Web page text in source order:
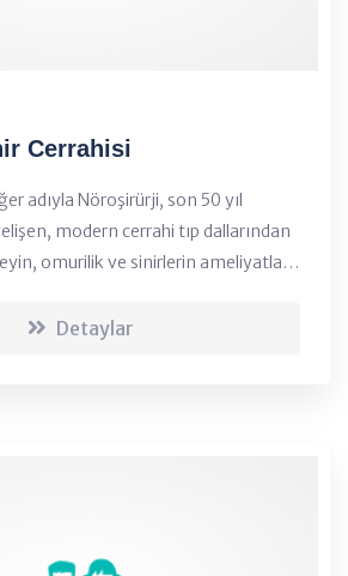
Cerrahisi
adıyla Nöroşirürji, son 50 yıl
modern cerrahi tıp dallarından
omurilik ve sinirlerin ameliyatla
Detaylar